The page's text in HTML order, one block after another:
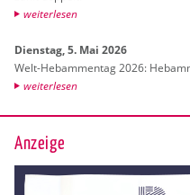
wei­ter­le­sen
Diens­tag, 5. Mai 2026
Welt-Heb­am­men­tag 2026:
wei­ter­le­sen
Anzeige